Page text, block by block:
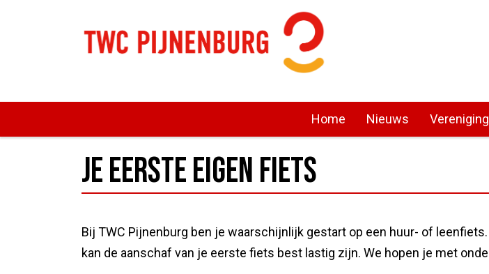
Home Nieuws Vereniging
Je eerste eigen fiets
Bij TWC Pijnenburg ben je waarschijnlijk gestart op een huur- of
kan de aanschaf van je eerste fiets best lastig zijn. We hopen je met